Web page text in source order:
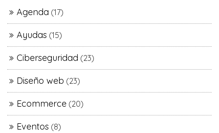
Agenda (17)
Ayudas (15)
Ciberseguridad (23)
Diseño web (23)
Ecommerce (20)
Eventos (8)